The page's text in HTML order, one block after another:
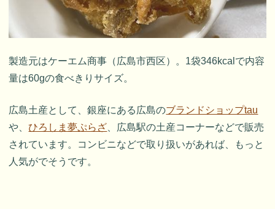
製造元はケーエム商事（広島市西区）。1袋346kcalで内容
量は60gの食べきりサイズ。
広島土産として、銀座にある広島のブランドショップtau
や、ひろしま夢ぷらざ 、広島駅の土産コーナーなどで販売
されています。コンビニなどで取り扱いがあれば、もっと
人気がでそうです。